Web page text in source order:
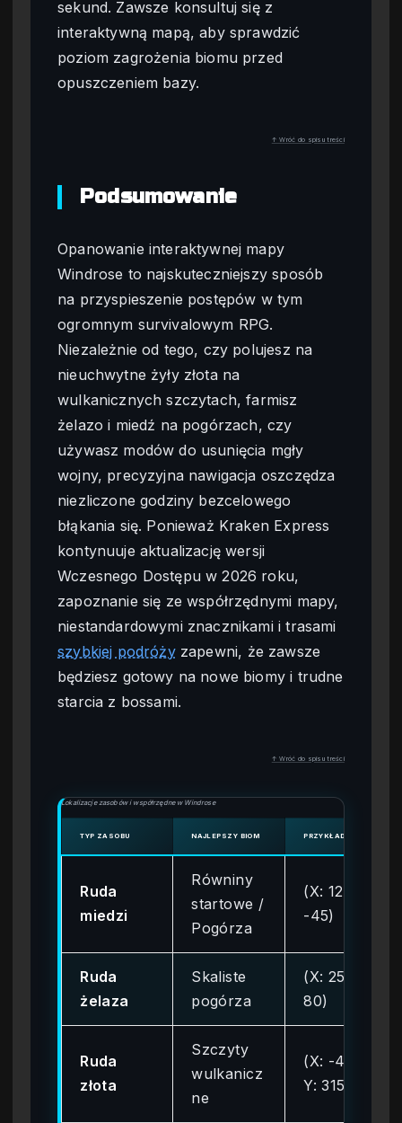
sekund. Zawsze konsultuj się z
interaktywną mapą, aby sprawdzić
poziom zagrożenia biomu przed
opuszczeniem bazy.
↑ Wróć do spisu treści
Podsumowanie
Opanowanie interaktywnej mapy
Windrose to najskuteczniejszy sposób
na przyspieszenie postępów w tym
ogromnym survivalowym RPG.
Niezależnie od tego, czy polujesz na
nieuchwytne żyły złota na
wulkanicznych szczytach, farmisz
żelazo i miedź na pogórzach, czy
używasz modów do usunięcia mgły
wojny, precyzyjna nawigacja oszczędza
niezliczone godziny bezcelowego
błąkania się. Ponieważ Kraken Express
kontynuuje aktualizację wersji
Wczesnego Dostępu w 2026 roku,
zapoznanie się ze współrzędnymi mapy,
niestandardowymi znacznikami i trasami
szybkiej podróżyzapewni, że zawsze
będziesz gotowy na nowe biomy i trudne
starcia z bossami.
↑ Wróć do spisu treści
Lokalizacje zasobów i współrzędne w Windrose
TYP ZASOBU NAJLEPSZY BIOM PRZYKŁADOWE
Ruda
miedzi
Równiny
startowe /
Pogórza
(X: 120, Y:
-45)
Ruda
żelaza
Skaliste
pogórza
(X: 250, Y:
80)
Ruda
złota
Szczyty
wulkanicz
ne
(X: -400,
Y: 315)